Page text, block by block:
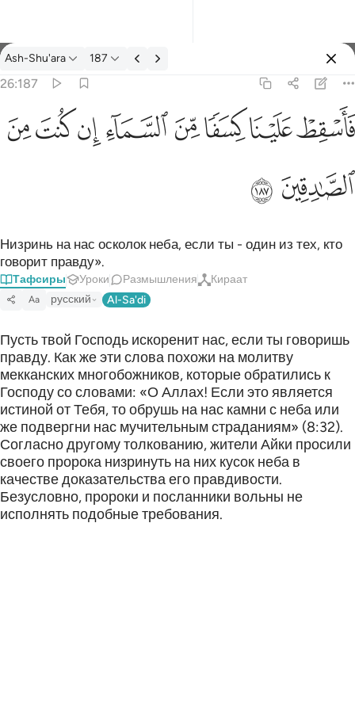
Тафсир: Ash-Shu'ara 26:187
Ash-Shu'ara 187
26:187
فاسقط علينا كسفا من السماء ان كنت من الصادقين ١٨٧
عَلَيْنَا كِسَفًۭا مِّنَ ٱلسَّمَآءِ إِن كُنتَ مِنَ ٱلصَّـٰدِقِينَ ١٨٧ﱗﱘﱙﱚﱛﱜ ﱝﱞ
ﱟﱠ
Низринь на нас осколок неба, если ты - один из тех, кто
говорит правду».
Тафсиры Уроки Размышления Кираат
Aa русский Al-Sa'di
Пусть твой Господь искоренит нас, если ты говоришь
правду. Как же эти слова похожи на молитву
мекканских многобожников, которые обратились к
Господу со словами: «О Аллах! Если это является
истиной от Тебя, то обрушь на нас камни с неба или
же подвергни нас мучительным страданиям» (8:32).
Согласно другому толкованию, жители Айки просили
своего пророка низринуть на них кусок неба в
качестве доказательства его правдивости.
Безусловно, пророки и посланники вольны не
исполнять подобные требования.